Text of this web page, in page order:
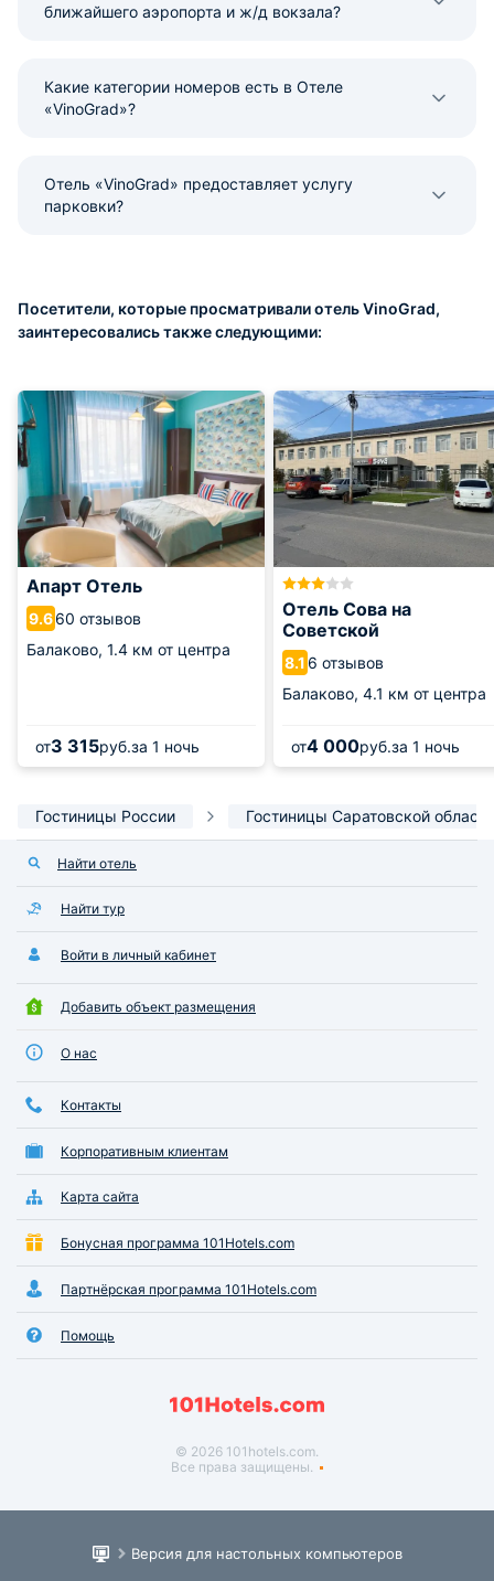
ближайшего аэропорта и ж/д вокзала?
Какие категории номеров есть в Отеле
«VinoGrad»?
Отель «VinoGrad» предоставляет услугу
парковки?
Посетители, которые просматривали отель VinoGrad,
заинтересовались также следующими:
Апарт Отель
9.660 отзывов
Балаково, 1.4 км от центра
от3 315руб.за 1 ночь
Отель Сова на
Советской
8.1 6 отзывов
Балаково, 4.1 км от центра
от4 000руб.за 1 ночь
Гостиницы России Гостиницы Саратовской области
Найти отель
Найти тур
Войти в личный кабинет
Добавить объект размещения
О нас
Контакты
Корпоративным клиентам
Карта сайта
Бонусная программа 101Hotels.com
Партнёрская программа 101Hotels.com
Помощь
© 2026 101hotels.com.
Все права защищены.
Версия для настольных компьютеров